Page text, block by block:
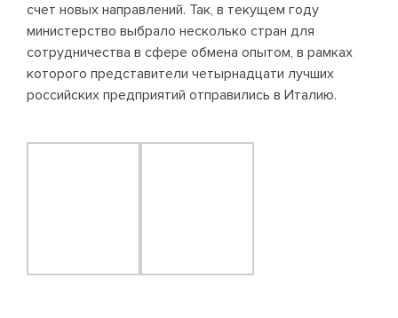
счет новых направлений. Так, в текущем году
министерство выбрало несколько стран для
сотрудничества в сфере обмена опытом, в рамках
которого представители четырнадцати лучших
российских предприятий отправились в Италию.